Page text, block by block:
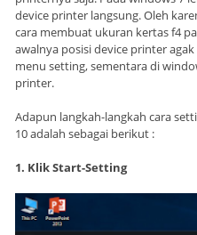
device printer langsung. Oleh
cara membuat ukuran kertas f4
awalnya posisi device printer
menu setting, sementara di
printer.
Adapun langkah-langkah cara
10 adalah sebagai berikut :
1. Klik Start-Setting